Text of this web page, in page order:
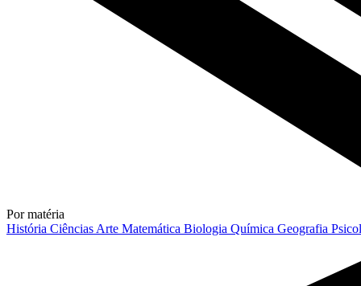
Por matéria
História Ciências Arte Matemática Biologia Química Geografia